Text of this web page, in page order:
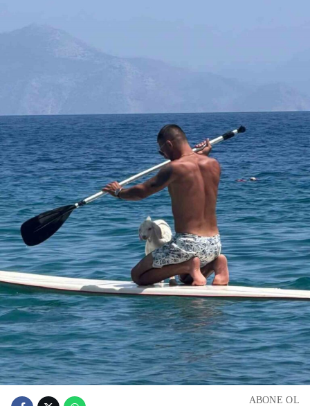
ABONE OL